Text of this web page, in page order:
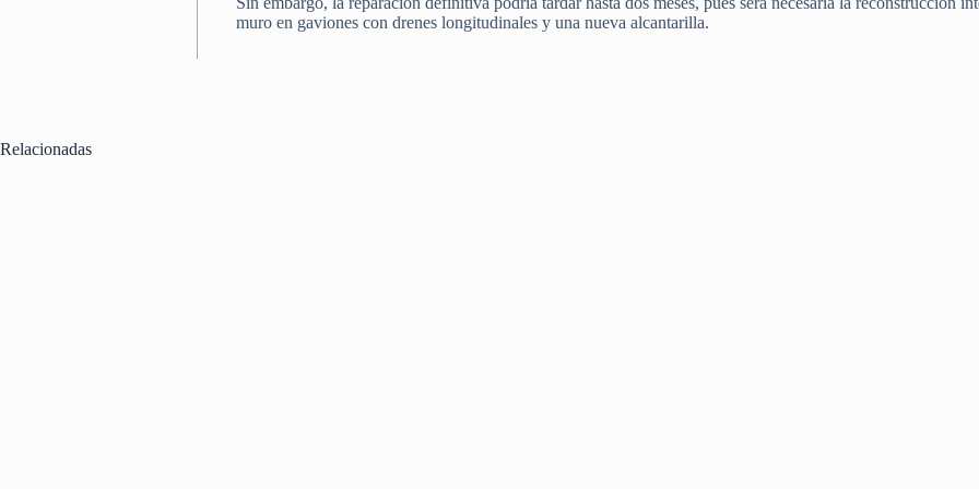
muro en gaviones con drenes longitudinales y una nueva alcantarilla.
Relacionadas